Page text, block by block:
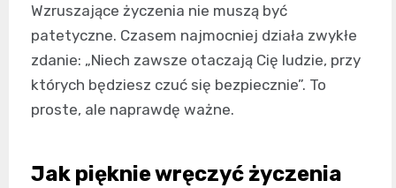
Wzruszające życzenia nie muszą być
patetyczne. Czasem najmocniej działa zwykłe
zdanie: „Niech zawsze otaczają Cię ludzie, przy
których będziesz czuć się bezpiecznie”. To
proste, ale naprawdę ważne.
Jak pięknie wręczyć życzenia